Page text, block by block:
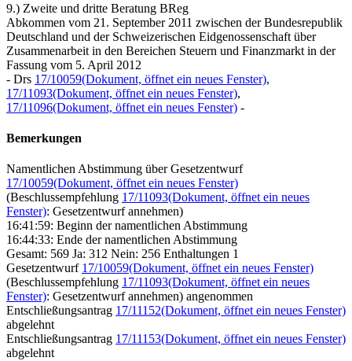
9.) Zweite und dritte Beratung BReg
Abkommen vom 21. September 2011 zwischen der Bundesrepublik
Deutschland und der Schweizerischen Eidgenossenschaft über
Zusammenarbeit in den Bereichen Steuern und Finanzmarkt in der
Fassung vom 5. April 2012
- Drs 17/10059(Dokument, öffnet ein neues Fenster),
17/11093(Dokument, öffnet ein neues Fenster),
17/11096(Dokument, öffnet ein neues Fenster) -
Bemerkungen
Namentlichen Abstimmung über Gesetzentwurf
17/10059(Dokument, öffnet ein neues Fenster)
(Beschlussempfehlung 17/11093(Dokument, öffnet ein neues
Fenster): Gesetzentwurf annehmen)
16:41:59: Beginn der namentlichen Abstimmung
16:44:33: Ende der namentlichen Abstimmung
Gesamt: 569 Ja: 312 Nein: 256 Enthaltungen 1
Gesetzentwurf 17/10059(Dokument, öffnet ein neues Fenster)
(Beschlussempfehlung 17/11093(Dokument, öffnet ein neues
Fenster): Gesetzentwurf annehmen) angenommen
Entschließungsantrag 17/11152(Dokument, öffnet ein neues Fenster)
abgelehnt
Entschließungsantrag 17/11153(Dokument, öffnet ein neues Fenster)
abgelehnt